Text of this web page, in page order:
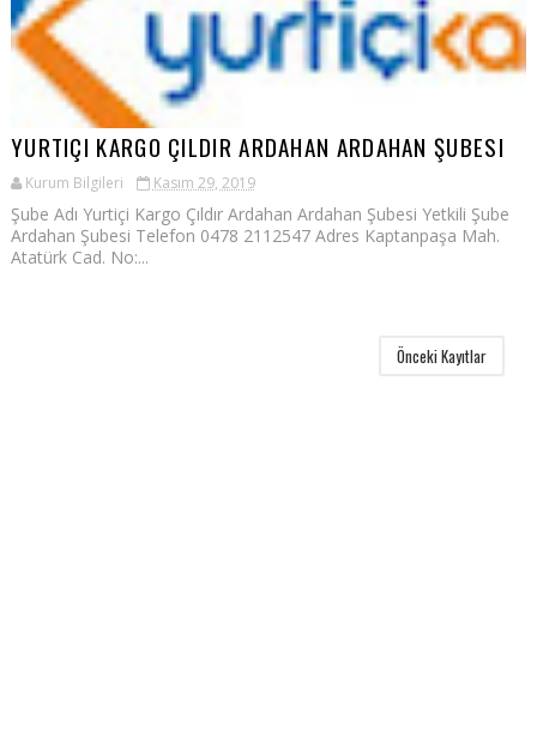
YURTIÇI KARGO ÇILDIR ARDAHAN ARDAHAN ŞUBESI
Kurum Bilgileri Kasım 29, 2019
Şube Adı Yurtiçi Kargo Çıldır Ardahan Ardahan Şubesi Yetkili Şube
Ardahan Şubesi Telefon 0478 2112547 Adres Kaptanpaşa Mah.
Atatürk Cad. No:...
Önceki Kayıtlar